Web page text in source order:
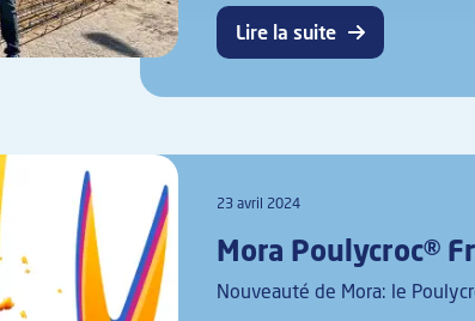
Lire la suite
23 avril 2024
Mora Poulycroc®
Nouveauté de Mora: le